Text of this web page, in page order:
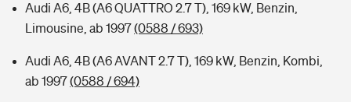
Audi A6, 4B (A6 QUATTRO 2.7 T), 169 kW, Benzin,
Limousine, ab 1997(0588 / 693)
Audi A6, 4B (A6 AVANT 2.7 T), 169 kW, Benzin, Kombi,
ab 1997(0588 / 694)